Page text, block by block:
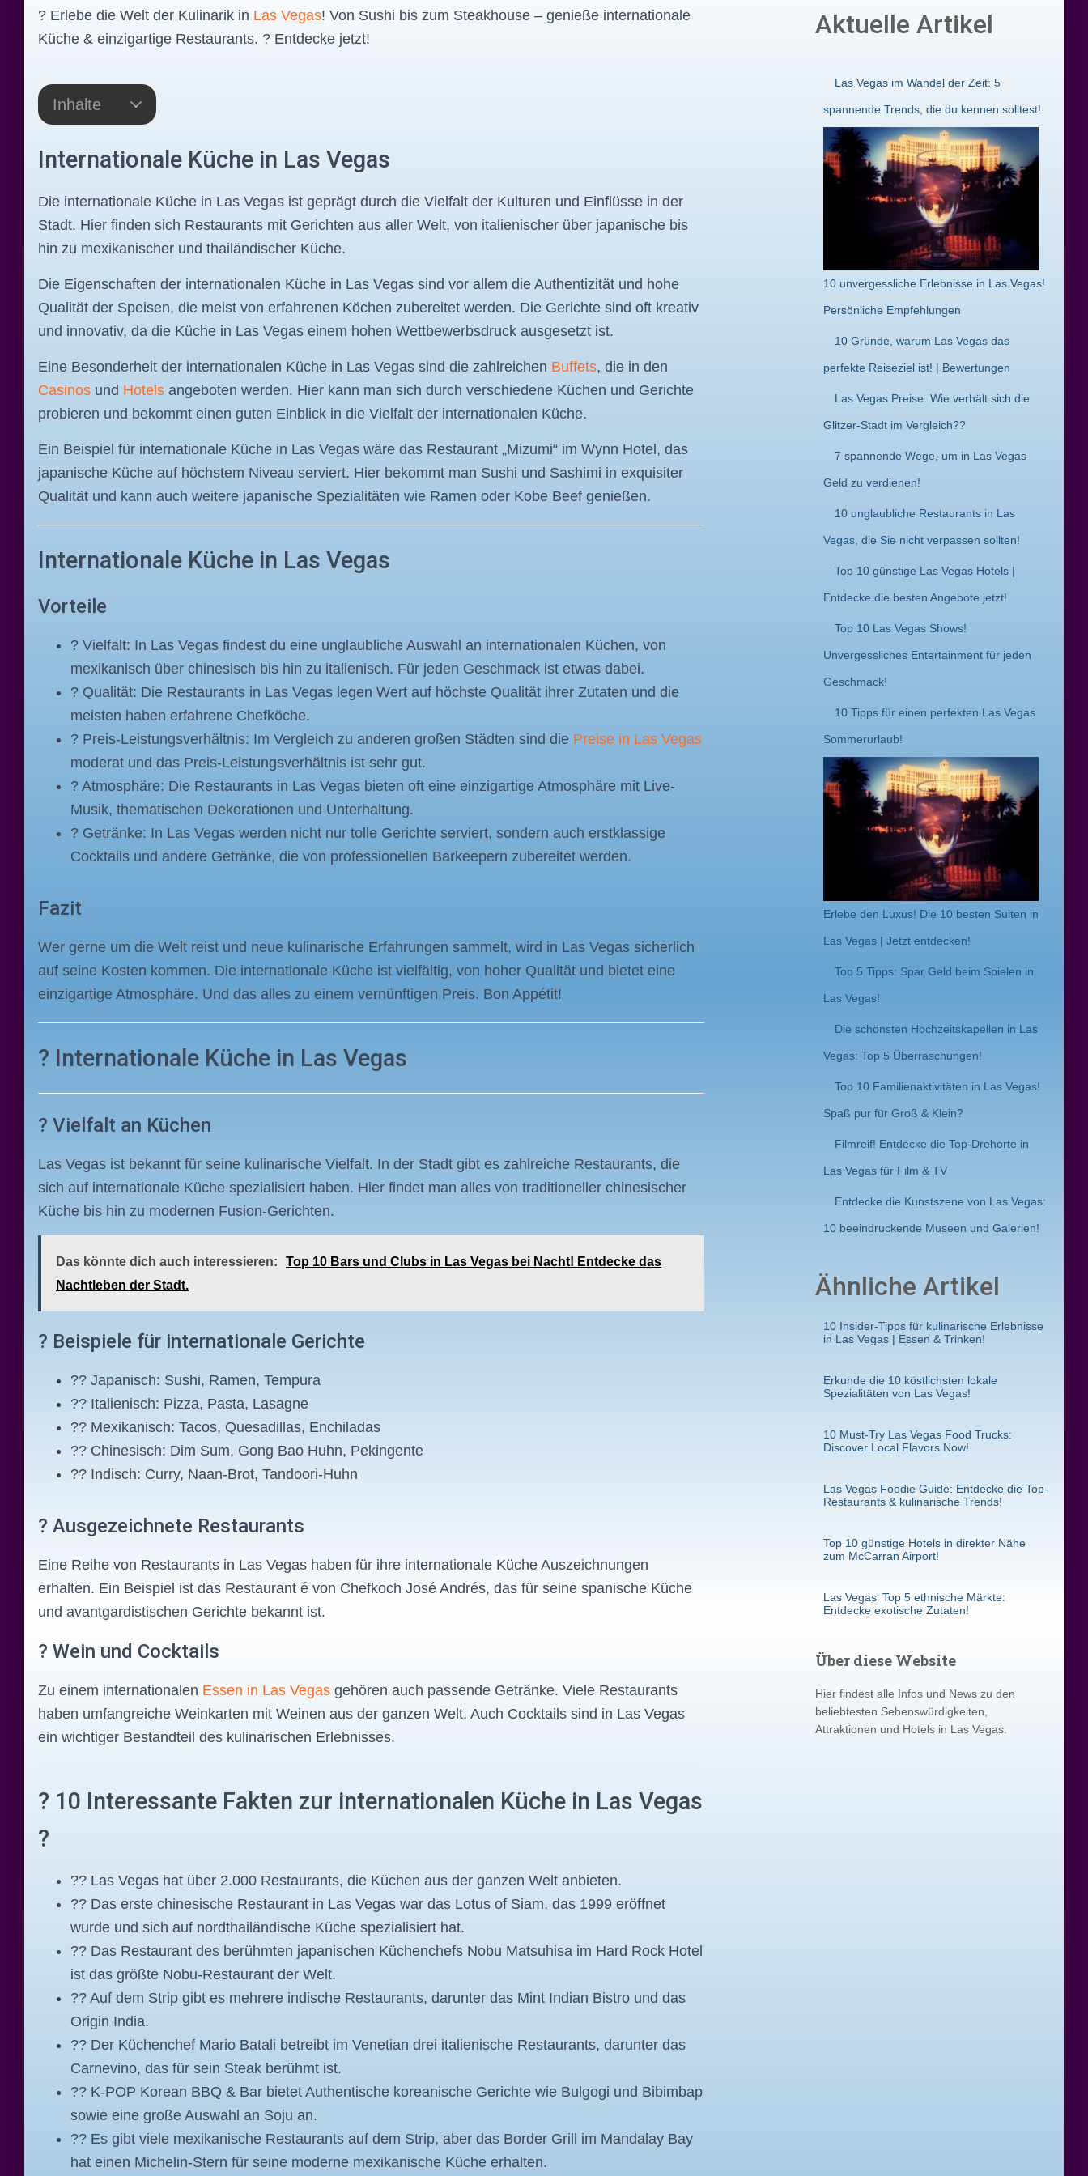
?️ Erlebe die Welt der Kulinarik in Las Vegas! Von Sushi bis zum Steakhouse – genieße internationale
Küche & einzigartige Restaurants. ? Entdecke jetzt!
Inhalte
Internationale Küche in Las Vegas
Die internationale Küche in Las Vegas ist geprägt durch die Vielfalt der Kulturen und Einflüsse in der
Stadt. Hier finden sich Restaurants mit Gerichten aus aller Welt, von italienischer über japanische bis
hin zu mexikanischer und thailändischer Küche.
Die Eigenschaften der internationalen Küche in Las Vegas sind vor allem die Authentizität und hohe
Qualität der Speisen, die meist von erfahrenen Köchen zubereitet werden. Die Gerichte sind oft kreativ
und innovativ, da die Küche in Las Vegas einem hohen Wettbewerbsdruck ausgesetzt ist.
Eine Besonderheit der internationalen Küche in Las Vegas sind die zahlreichen Buffets, die in den
Casinos und Hotels angeboten werden. Hier kann man sich durch verschiedene Küchen und Gerichte
probieren und bekommt einen guten Einblick in die Vielfalt der internationalen Küche.
Ein Beispiel für internationale Küche in Las Vegas wäre das Restaurant „Mizumi“ im Wynn Hotel, das
japanische Küche auf höchstem Niveau serviert. Hier bekommt man Sushi und Sashimi in exquisiter
Qualität und kann auch weitere japanische Spezialitäten wie Ramen oder Kobe Beef genießen.
Internationale Küche in Las Vegas
Vorteile
? Vielfalt: In Las Vegas findest du eine unglaubliche Auswahl an internationalen Küchen, von
mexikanisch über chinesisch bis hin zu italienisch. Für jeden Geschmack ist etwas dabei.
?️ Qualität: Die Restaurants in Las Vegas legen Wert auf höchste Qualität ihrer Zutaten und die
meisten haben erfahrene Chefköche.
? Preis-Leistungsverhältnis: Im Vergleich zu anderen großen Städten sind die Preise in Las Vegas
moderat und das Preis-Leistungsverhältnis ist sehr gut.
? Atmosphäre: Die Restaurants in Las Vegas bieten oft eine einzigartige Atmosphäre mit Live-
Musik, thematischen Dekorationen und Unterhaltung.
? Getränke: In Las Vegas werden nicht nur tolle Gerichte serviert, sondern auch erstklassige
Cocktails und andere Getränke, die von professionellen Barkeepern zubereitet werden.
Fazit
Wer gerne um die Welt reist und neue kulinarische Erfahrungen sammelt, wird in Las Vegas sicherlich
auf seine Kosten kommen. Die internationale Küche ist vielfältig, von hoher Qualität und bietet eine
einzigartige Atmosphäre. Und das alles zu einem vernünftigen Preis. Bon Appétit!
? Internationale Küche in Las Vegas
? Vielfalt an Küchen
Las Vegas ist bekannt für seine kulinarische Vielfalt. In der Stadt gibt es zahlreiche Restaurants, die
sich auf internationale Küche spezialisiert haben. Hier findet man alles von traditioneller chinesischer
Küche bis hin zu modernen Fusion-Gerichten.
Das könnte dich auch interessieren:
Top 10 Bars und Clubs in Las Vegas bei Nacht! Entdecke das
Nachtleben der Stadt.
? Beispiele für internationale Gerichte
?? Japanisch: Sushi, Ramen, Tempura
?? Italienisch: Pizza, Pasta, Lasagne
?? Mexikanisch: Tacos, Quesadillas, Enchiladas
?? Chinesisch: Dim Sum, Gong Bao Huhn, Pekingente
?? Indisch: Curry, Naan-Brot, Tandoori-Huhn
? Ausgezeichnete Restaurants
Eine Reihe von Restaurants in Las Vegas haben für ihre internationale Küche Auszeichnungen
erhalten. Ein Beispiel ist das Restaurant é von Chefkoch José Andrés, das für seine spanische Küche
und avantgardistischen Gerichte bekannt ist.
? Wein und Cocktails
Zu einem internationalen Essen in Las Vegas gehören auch passende Getränke. Viele Restaurants
haben umfangreiche Weinkarten mit Weinen aus der ganzen Welt. Auch Cocktails sind in Las Vegas
ein wichtiger Bestandteil des kulinarischen Erlebnisses.
?️ 10 Interessante Fakten zur internationalen Küche in Las Vegas
?
?? Las Vegas hat über 2.000 Restaurants, die Küchen aus der ganzen Welt anbieten.
?? Das erste chinesische Restaurant in Las Vegas war das Lotus of Siam, das 1999 eröffnet
wurde und sich auf nordthailändische Küche spezialisiert hat.
?? Das Restaurant des berühmten japanischen Küchenchefs Nobu Matsuhisa im Hard Rock Hotel
ist das größte Nobu-Restaurant der Welt.
?? Auf dem Strip gibt es mehrere indische Restaurants, darunter das Mint Indian Bistro und das
Origin India.
?? Der Küchenchef Mario Batali betreibt im Venetian drei italienische Restaurants, darunter das
Carnevino, das für sein Steak berühmt ist.
?? K-POP Korean BBQ & Bar bietet Authentische koreanische Gerichte wie Bulgogi und Bibimbap
sowie eine große Auswahl an Soju an.
?? Es gibt viele mexikanische Restaurants auf dem Strip, aber das Border Grill im Mandalay Bay
hat einen Michelin-Stern für seine moderne mexikanische Küche erhalten.
Aktuelle Artikel
Las Vegas im Wandel der Zeit: 5
spannende Trends, die du kennen solltest!
10 unvergessliche Erlebnisse in Las Vegas!
Persönliche Empfehlungen
10 Gründe, warum Las Vegas das
perfekte Reiseziel ist! | Bewertungen
Las Vegas Preise: Wie verhält sich die
Glitzer-Stadt im Vergleich??
7 spannende Wege, um in Las Vegas
Geld zu verdienen!
10 unglaubliche Restaurants in Las
Vegas, die Sie nicht verpassen sollten!
Top 10 günstige Las Vegas Hotels |
Entdecke die besten Angebote jetzt!
Top 10 Las Vegas Shows!
Unvergessliches Entertainment für jeden
Geschmack!
10 Tipps für einen perfekten Las Vegas
Sommerurlaub!
Erlebe den Luxus! Die 10 besten Suiten in
Las Vegas | Jetzt entdecken!
Top 5 Tipps: Spar Geld beim Spielen in
Las Vegas!
Die schönsten Hochzeitskapellen in Las
Vegas: Top 5 Überraschungen!
Top 10 Familienaktivitäten in Las Vegas!
Spaß pur für Groß & Klein?
Filmreif! Entdecke die Top-Drehorte in
Las Vegas für Film & TV
Entdecke die Kunstszene von Las Vegas:
10 beeindruckende Museen und Galerien!
Ähnliche Artikel
10 Insider-Tipps für kulinarische Erlebnisse
in Las Vegas | Essen & Trinken!
Erkunde die 10 köstlichsten lokale
Spezialitäten von Las Vegas!
10 Must-Try Las Vegas Food Trucks:
Discover Local Flavors Now!
Las Vegas Foodie Guide: Entdecke die Top-
Restaurants & kulinarische Trends!
Top 10 günstige Hotels in direkter Nähe
zum McCarran Airport!
Las Vegas‘ Top 5 ethnische Märkte:
Entdecke exotische Zutaten!
Über diese Website
Hier findest alle Infos und News zu den
beliebtesten Sehenswürdigkeiten,
Attraktionen und Hotels in Las Vegas.